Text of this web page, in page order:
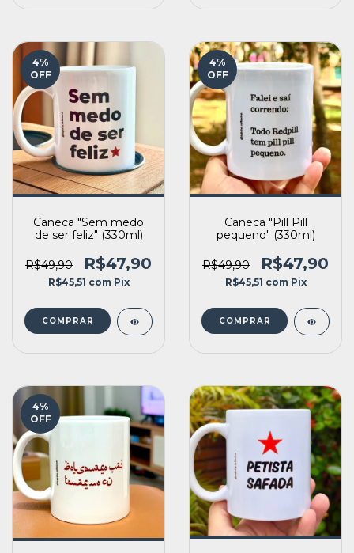
4%
OFF
Caneca "Sem medo
de ser feliz" (330ml)
R$49,90 R$47,90
R$45,51 com Pix
4%
OFF
Caneca "Pill Pill
pequeno" (330ml)
R$49,90 R$47,90
R$45,51 com Pix
4%
OFF